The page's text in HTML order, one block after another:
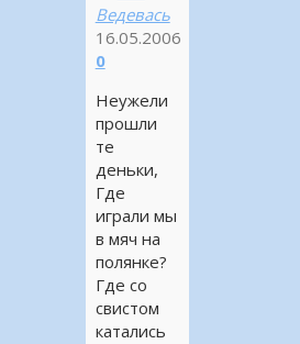
Ведевась
16.05.2006
0
Неужели
прошли
те
деньки,
Где
играли мы
в мяч на
полянке?
Где со
свистом
катались